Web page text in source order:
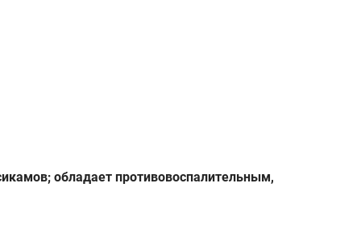
обладает противовоспалительным,